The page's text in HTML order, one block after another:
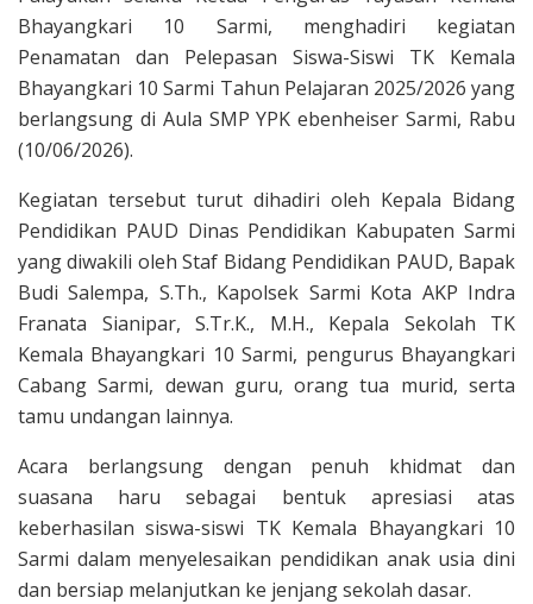
Bhayangkari 10 Sarmi, menghadiri kegiatan
Penamatan dan Pelepasan Siswa-Siswi TK Kemala
Bhayangkari 10 Sarmi Tahun Pelajaran 2025/2026 yang
berlangsung di Aula SMP YPK ebenheiser Sarmi, Rabu
(10/06/2026).
Kegiatan tersebut turut dihadiri oleh Kepala Bidang
Pendidikan PAUD Dinas Pendidikan Kabupaten Sarmi
yang diwakili oleh Staf Bidang Pendidikan PAUD, Bapak
Budi Salempa, S.Th., Kapolsek Sarmi Kota AKP Indra
Franata Sianipar, S.Tr.K., M.H., Kepala Sekolah TK
Kemala Bhayangkari 10 Sarmi, pengurus Bhayangkari
Cabang Sarmi, dewan guru, orang tua murid, serta
tamu undangan lainnya.
Acara berlangsung dengan penuh khidmat dan
suasana haru sebagai bentuk apresiasi atas
keberhasilan siswa-siswi TK Kemala Bhayangkari 10
Sarmi dalam menyelesaikan pendidikan anak usia dini
dan bersiap melanjutkan ke jenjang sekolah dasar.